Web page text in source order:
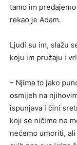
tamo im
rekao je Adam.
Ljudi su im, slažu
koju im pružaju i
– Njima to jako
osmijeh na
ispunjava i čini
koji se ničime ne
nećemo umoriti,